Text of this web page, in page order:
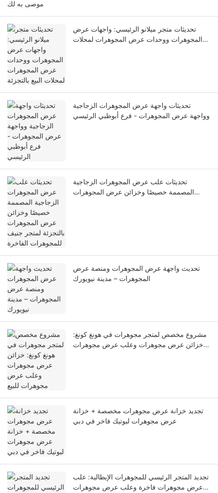
موصى به لك
تحديثات متجر ميلانو الرئيسي: واجهات عرض
المجوهرات ووحدات عرض المجوهرات لمحلات
تحديثات واجهة عرض المجوهرات الزجاجية
وواجهة عرض المجوهرات - فرع أبوظبي الرئيسي
تحديثات علب عرض المجوهرات الزجاجية
المصممة خصيصًا وخزائن عرض المجوهرات
تحديث واجهة عرض المجوهرات ومنصة عرض
المجوهرات – مدينة نيويورك
مشروع مخصص لمتجر مجوهرات في هونغ كونغ:
خزائن عرض مجوهرات وعلب عرض مجوهرات
تجديد خزانة عرض مجوهرات مخصصة + خزانة
عرض مجوهرات لبوتيك فاخر في دبي
تجديد المتجر الرئيسي للمجوهرات الإيطالية: علب
عرض مجوهرات فاخرة وعلب عرض مجوهرات